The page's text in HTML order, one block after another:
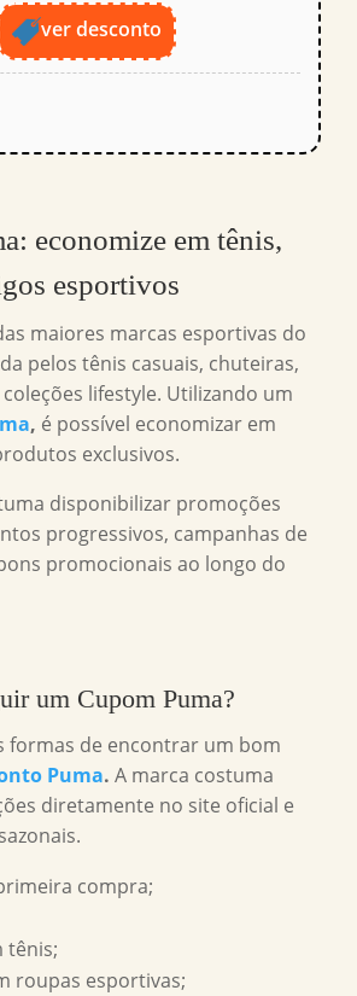
ver desconto
: economize em tênis,
esportivos
maiores marcas esportivas do
pelos tênis casuais, chuteiras,
lifestyle. Utilizando um
, é possível economizar em
exclusivos.
disponibilizar promoções
progressivos, campanhas de
promocionais ao longo do
um Cupom Puma?
formas de encontrar um bom
Puma. A marca costuma
diretamente no site oficial e
compra;
tênis;
roupas esportivas;